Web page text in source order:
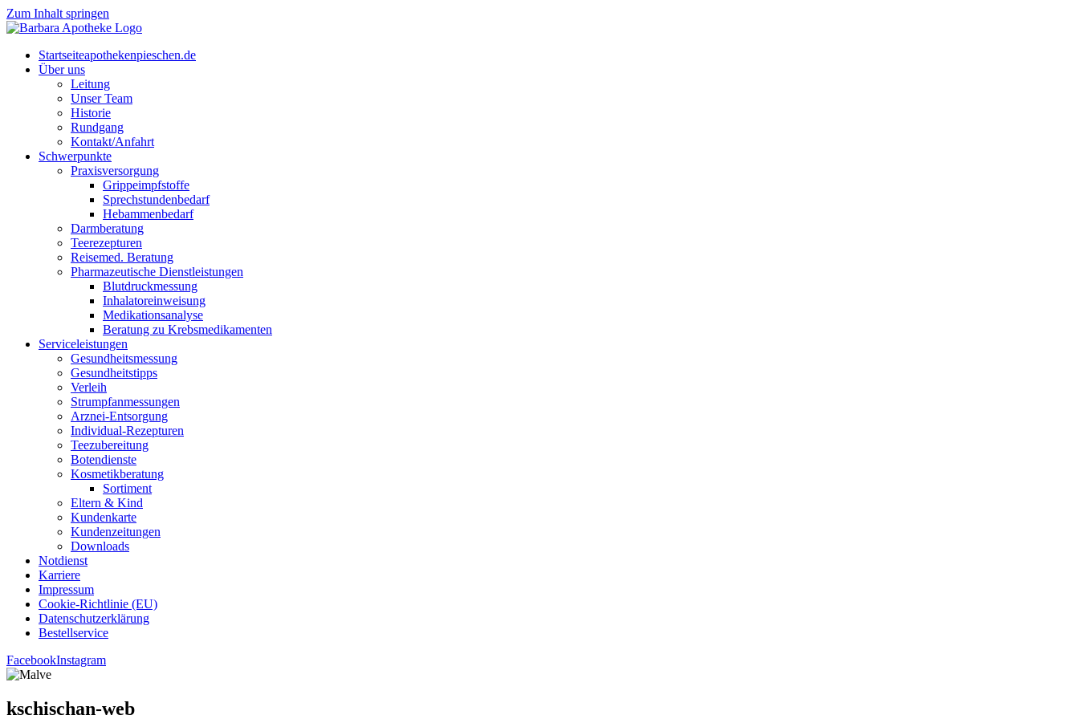
Zum Inhalt springen
Start­sei­teapothekenpieschen.de
Über uns
Lei­tung
Unser Team
His­to­rie
Rund­gang
Kontakt/Anfahrt
Schwer­punk­te
Pra­xis­ver­sor­gung
Grip­pe­impf­stof­fe
Sprech­stun­den­be­darf
Heb­am­men­be­darf
Darm­be­ra­tung
Tee­re­zep­tu­ren
Rei­se­med. Beratung
Phar­ma­zeu­ti­sche Dienstleistungen
Blut­druck­mes­sung
Inha­la­tor­ein­wei­sung
Medi­ka­ti­ons­ana­ly­se
Bera­tung zu Krebsmedikamenten
Ser­vice­leis­tun­gen
Gesund­heits­mes­sung
Gesund­heits­tipps
Ver­leih
Strumpfan­mes­sun­gen
Arz­n­ei-Ent­­sor­­gung
Indi­­vi­­du­al-Rezep­­tu­­ren
Tee­zu­be­rei­tung
Boten­diens­te
Kos­me­tik­be­ra­tung
Sor­ti­ment
Eltern & Kind
Kun­den­kar­te
Kun­den­zei­tun­gen
Down­loads
Not­dienst
Kar­rie­re
Impres­sum
Coo­kie-Rich­t­­li­­nie (EU)
Datenschutz­erklärung
Bestell­ser­vice
FacebookInstagram
kschi­schan-web